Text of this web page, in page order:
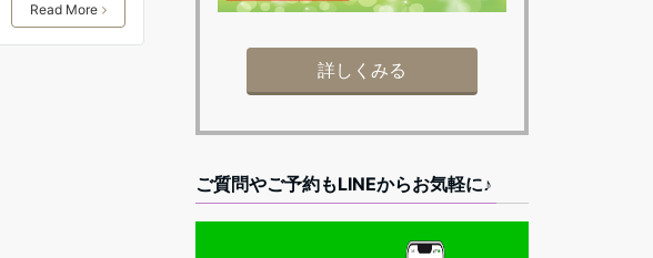
Read More
詳しくみる
ご質問やご予約もLINEからお気軽に♪